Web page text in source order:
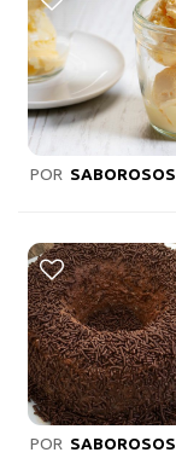
POR SABOROSOS
POR SABOROSOS